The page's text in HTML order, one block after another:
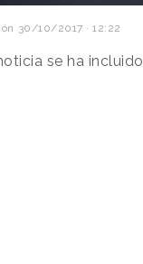
30/10/2017 · 12:22
se ha